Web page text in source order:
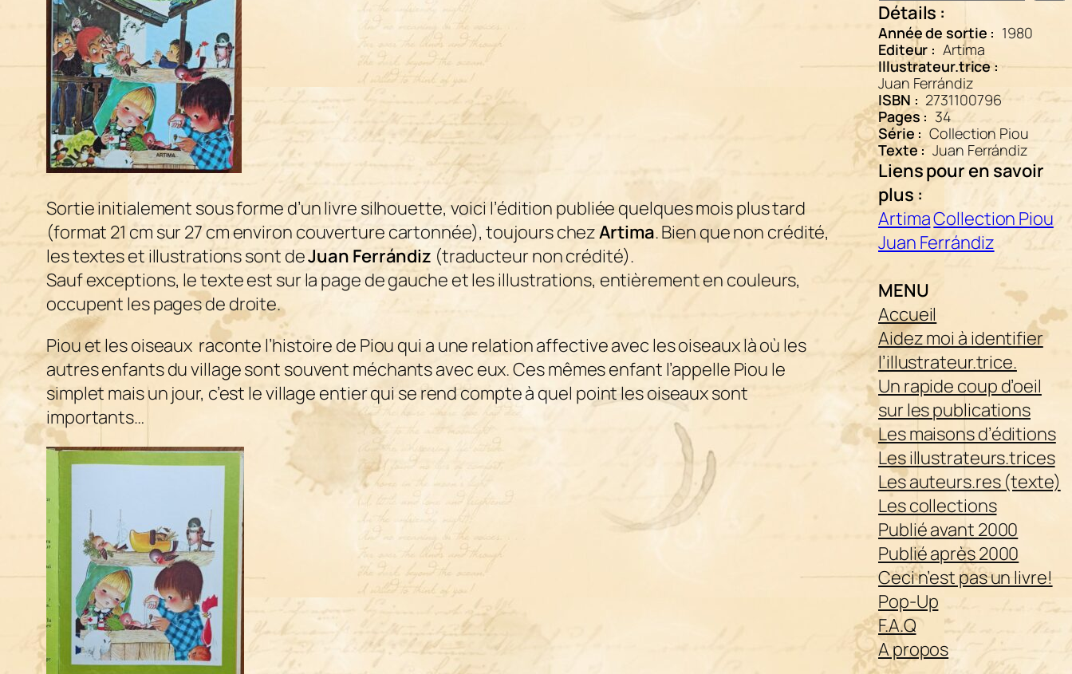
Sortie initialement sous forme d’un livre silhouette, voici l’édition publiée quelques mois plus tard
(format 21 cm sur 27 cm environ couverture cartonnée), toujours chezArtima. Bien que non crédité,
les textes et illustrations sont deJuan Ferrándiz (traducteur non crédité).
Sauf exceptions, le texte est sur la page de gauche et les illustrations, entièrement en couleurs,
occupent les pages de droite.
Piou et les oiseaux raconte l’histoire de Piou qui a une relation affective avec les oiseaux là où les
autres enfants du village sont souvent méchants avec eux. Ces mêmes enfant l’appelle Piou le
simplet mais un jour, c’est le village entier qui se rend compte à quel point les oiseaux sont
importants…
Détails :
Année de sortie : 1980
Editeur : Artima
Illustrateur.trice :
Juan Ferrándiz
ISBN : 2731100796
Pages : 34
Série : Collection Piou
Texte : Juan Ferrándiz
Liens pour en savoir
plus :
ArtimaCollection Piou
Juan Ferrándiz
MENU
Accueil
Aidez moi à identifier
l’illustrateur.trice.
Un rapide coup d’oeil
sur les publications
Les maisons d’éditions
Les illustrateurs.trices
Les auteurs.res (texte)
Les collections
Publié avant 2000
Publié après 2000
Ceci n’est pas un livre!
Pop-Up
F.A.Q
A propos